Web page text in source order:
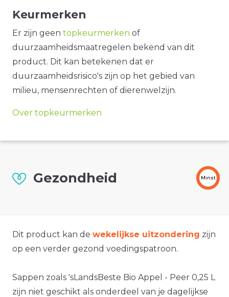
Keurmerken
Er zijn geen topkeurmerken of
duurzaamheidsmaatregelen bekend van dit
product. Dit kan betekenen dat er
duurzaamheidsrisico's zijn op het gebied van
milieu, mensenrechten of dierenwelzijn.
Over topkeurmerken
Gezondheid Minst
Dit product kan de wekelijkse uitzondering zijn
op een verder gezond voedingspatroon.
Sappen zoals 'sLandsBeste Bio Appel - Peer 0,25 L
zijn niet geschikt als onderdeel van je dagelijkse